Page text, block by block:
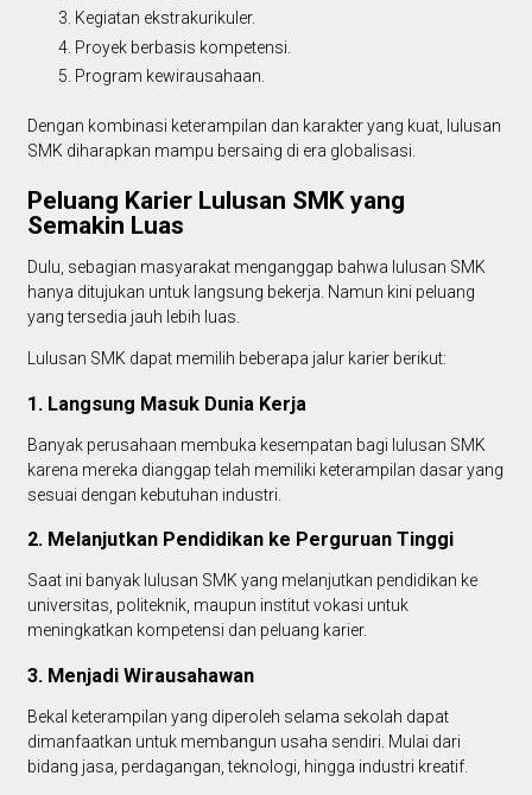
Kegiatan ekstrakurikuler.
Proyek berbasis kompetensi.
Program kewirausahaan.
Dengan kombinasi keterampilan dan karakter yang kuat, lulusan
SMK diharapkan mampu bersaing di era globalisasi.
Peluang Karier Lulusan SMK yang
Semakin Luas
Dulu, sebagian masyarakat menganggap bahwa lulusan SMK
hanya ditujukan untuk langsung bekerja. Namun kini peluang
yang tersedia jauh lebih luas.
Lulusan SMK dapat memilih beberapa jalur karier berikut:
1. Langsung Masuk Dunia Kerja
Banyak perusahaan membuka kesempatan bagi lulusan SMK
karena mereka dianggap telah memiliki keterampilan dasar yang
sesuai dengan kebutuhan industri.
2. Melanjutkan Pendidikan ke Perguruan Tinggi
Saat ini banyak lulusan SMK yang melanjutkan pendidikan ke
universitas, politeknik, maupun institut vokasi untuk
meningkatkan kompetensi dan peluang karier.
3. Menjadi Wirausahawan
Bekal keterampilan yang diperoleh selama sekolah dapat
dimanfaatkan untuk membangun usaha sendiri. Mulai dari
bidang jasa, perdagangan, teknologi, hingga industri kreatif.